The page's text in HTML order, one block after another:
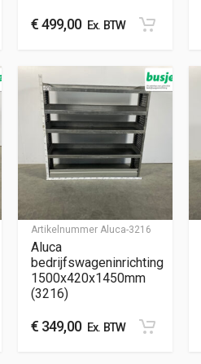
€499,00Ex. BTW
Artikelnummer Aluca-3216
Aluca
bedrijfswageninrichting
1500x420x1450mm
(3216)
€ 349,00Ex. BTW